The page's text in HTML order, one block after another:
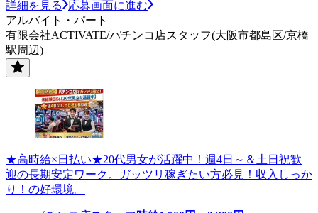
詳細を見る
応募画面に進む
アルバイト・パート
有限会社ACTIVATE/パチンコ店スタッフ(大阪市都島区/京橋
駅周辺)
★高時給×日払い★20代男女が活躍中！週4日～＆土日祝歓
迎の長期安定ワーク。ガッツリ稼ぎたい方必見！収入しっか
り！の好環境。